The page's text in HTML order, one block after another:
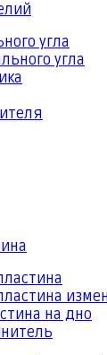
угла
угла
на дно